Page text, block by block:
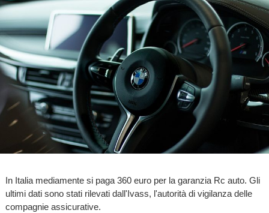
In Italia mediamente si paga 360 euro per la garanzia Rc auto. Gli
ultimi dati sono stati rilevati dall'Ivass, l'autorità di vigilanza delle
compagnie assicurative.